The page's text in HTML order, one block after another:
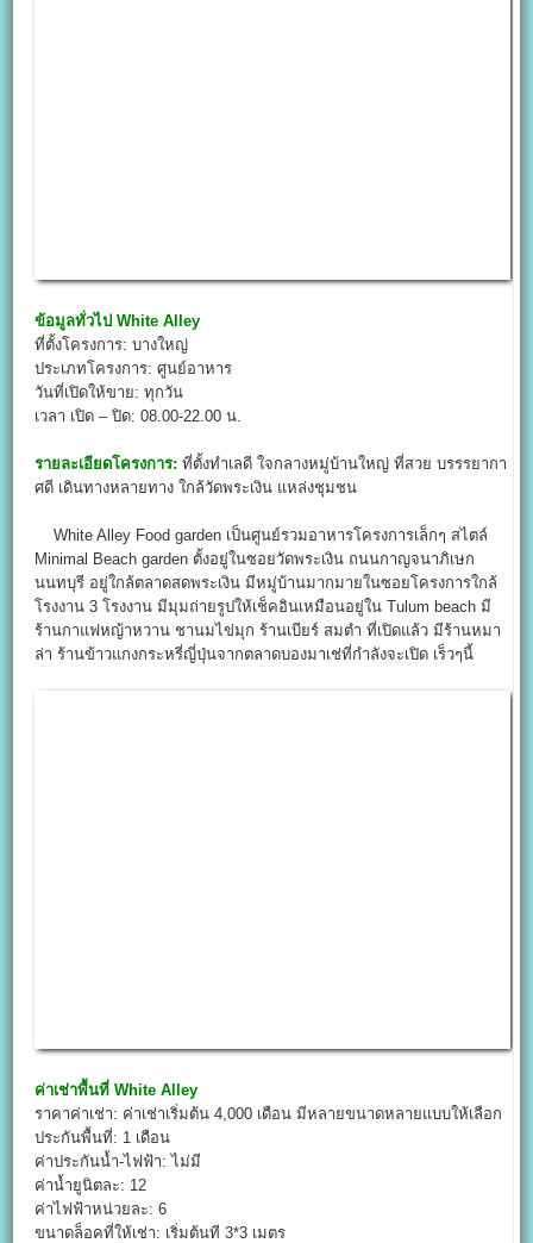
ข้อมูลทั่วไป White Alley
ที่ตั้งโครงการ: บางใหญ่
ประเภทโครงการ: ศูนย์อาหาร
วันที่เปิดให้ขาย: ทุกวัน
เวลา เปิด – ปิด: 08.00-22.00 น.
รายละเอียดโครงการ: ที่ตั้งทำเลดี ใจกลางหมู่บ้านใหญ่ ที่สวย บรรรยากา
ศดี เดินทางหลายทาง ใกล้วัดพระเงิน แหล่งชุมชน
White Alley Food garden เป็นศูนย์รวมอาหารโครงการเล็กๆ สไตล์
Minimal Beach garden ตั้งอยู่ในซอยวัดพระเงิน ถนนกาญจนาภิเษก
นนทบุรี อยู่ใกล้ตลาดสดพระเงิน มีหมู่บ้านมากมายในซอยโครงการใกล้
โรงงาน 3 โรงงาน มีมุมถ่ายรูปให้เช็คอินเหมือนอยู่ใน Tulum beach มี
ร้านกาแฟหญ้าหวาน ชานมไข่มุก ร้านเบียร์ สมตำ ที่เปิดแล้ว มีร้านหมา
ล่า ร้านข้าวแกงกระหรี่ญี่ปุ่นจากตลาดบองมาเช่ที่กำลังจะเปิด เร็วๆนี้
ค่าเช่าพื้นที่ White Alley
ราคาค่าเช่า: ค่าเช่าเริ่มต้น 4,000 เดือน มีหลายขนาดหลายแบบให้เลือก
ประกันพื้นที่: 1 เดือน
ค่าประกันน้ำ-ไฟฟ้า: ไม่มี
ค่าน้ำยูนิตละ: 12
ค่าไฟฟ้าหน่วยละ: 6
ขนาดล็อคที่ให้เช่า: เริ่มต้นที 3*3 เมตร